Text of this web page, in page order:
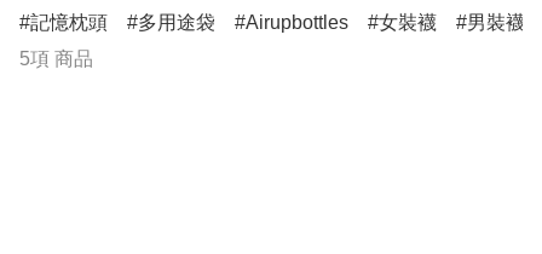
記憶枕頭 多用途袋 Airupbottles 女裝襪
男裝襪
5項 商品